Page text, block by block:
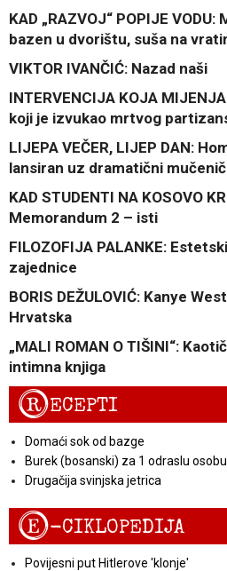
KAD „RAZVOJ“ POPIJE
bazen u dvorištu, suša na
VIKTOR IVANČIĆ: Nazad naši
INTERVENCIJA KOJA
koji je izvukao mrtvog
LIJEPA VEČER, LIJEP DAN:
lansiran uz dramatični
KAD STUDENTI NA KOSOVO
Memorandum 2 – isti
FILOZOFIJA PALANKE:
zajednice
BORIS DEŽULOVIĆ: Kanye
Hrvatska
„MALI ROMAN O TIŠINI“:
intimna knjiga
RECEPTI
Domaći sok od bazge
Burek (bosanski) za 1 odraslu osobu
Drugačija svinjska jetrica
E-CIKLOPEDIJA
Povijesni put Hitlerove 'klonje'